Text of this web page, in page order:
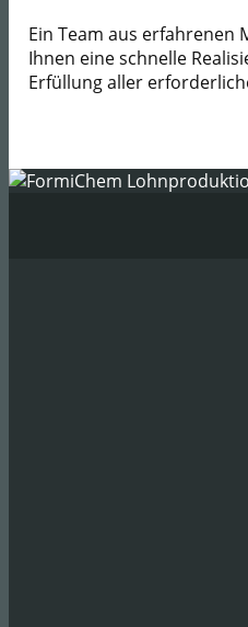
Ein Team aus
Ihnen eine schnelle
Erfüllung aller